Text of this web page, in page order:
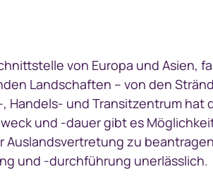
von Europa und Asien,
Landschaften – von den
und Transitzentrum hat
und -dauer gibt es
zu
und -durchführung unerlässlich.